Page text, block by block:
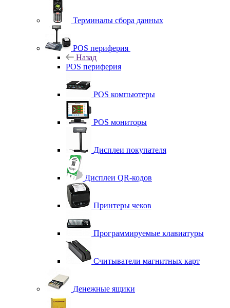
Терминалы сбора данных
POS периферия
Назад
POS периферия
POS компьютеры
POS мониторы
Дисплеи покупателя
Дисплеи QR-кодов
Принтеры чеков
Программируемые клавиатуры
Считыватели магнитных карт
Денежные ящики